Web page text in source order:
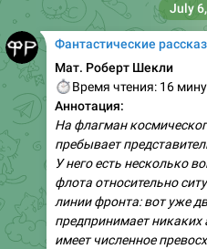
Фантастические
Мат. Роберт Шекли
Время чтения: 16
Аннотация:
На флагман
пребывает
У него есть несколько
флота относительно
линии фронта: вот уже
предпринимает никаких
имеет численное
July